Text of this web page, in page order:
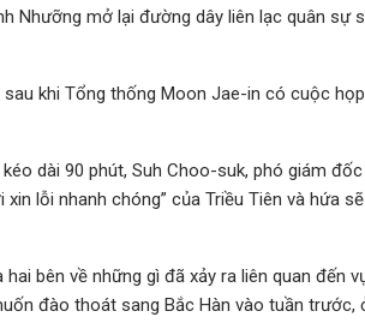
Nhưỡng mở lại đường dây liên lạc quân sự
khi Tổng thống Moon Jae-in có cuộc
dài 90 phút, Suh Choo-suk, phó giám
xin lỗi nhanh chóng” của Triều Tiên và hứa
bên về những gì đã xảy ra liên quan đến
đào thoát sang Bắc Hàn vào tuần trước,